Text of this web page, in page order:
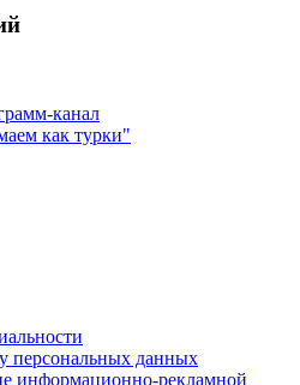
канал
как турки"
персональных данных
информационно-рекламной